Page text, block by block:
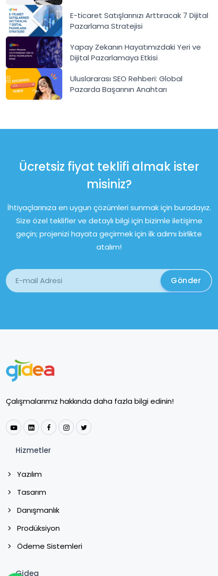
E-ticaret Satışlarınızı Arttıracak 7 Dijital
Pazarlama Stratejisi
Yapay Zekanın Hayatımızdaki Yeri ve
Dijital Pazarlamaya Etkisi
Uluslararası SEO Rehberi: Global
Pazarda Başarının Anahtarı
Ücretsiz fiyat teklifi almak ister
misiniz?
İhtiyaçlarınıza en uygun çözümleri sunmak için buradayız.
Size özel teklifler ve detaylı bilgi için bizimle iletişime
geçin; projenizi hayata geçirmek için ilk adımı birlikte
atalım!
Gönder
Çalışmalarımız hakkında daha fazla bilgi edinin!
Hizmetler
Yazılım
Tasarım
Danışmanlık
Prodüksiyon
Ödeme Sistemleri
Gidea